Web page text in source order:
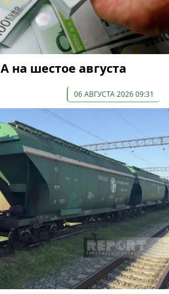
на шестое августа
06 АВГУСТА 2026 09:31